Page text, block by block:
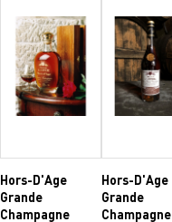
Hors-D'Age
Grande
Champagne
Hors-D'Age
Grande
Champagne